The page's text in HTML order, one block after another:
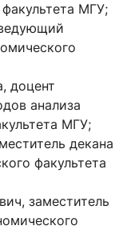
МГУ;
доцент
анализа
МГУ;
декана
факультета
заместитель